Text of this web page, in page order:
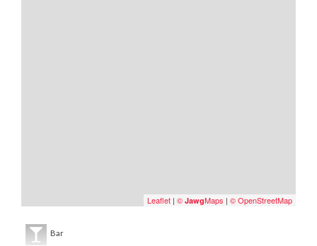
Leaflet | © JawgMaps | © OpenStreetMap
Bar